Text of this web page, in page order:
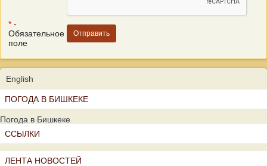
* -
Обязательное
поле
English
ПОГОДА В БИШКЕКЕ
Погода в Бишкеке
ССЫЛКИ
ЛЕНТА НОВОСТЕЙ